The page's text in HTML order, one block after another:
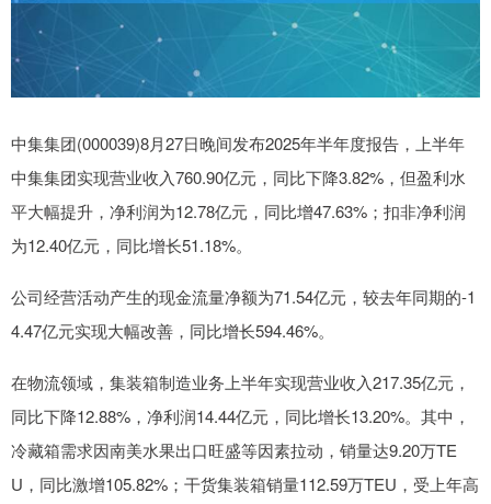
中集集团(000039)8月27日晚间发布2025年半年度报告，上半年
中集集团实现营业收入760.90亿元，同比下降3.82%，但盈利水
平大幅提升，净利润为12.78亿元，同比增47.63%；扣非净利润
为12.40亿元，同比增长51.18%。
公司经营活动产生的现金流量净额为71.54亿元，较去年同期的-1
4.47亿元实现大幅改善，同比增长594.46%。
在物流领域，集装箱制造业务上半年实现营业收入217.35亿元，
同比下降12.88%，净利润14.44亿元，同比增长13.20%。其中，
冷藏箱需求因南美水果出口旺盛等因素拉动，销量达9.20万TE
U，同比激增105.82%；干货集装箱销量112.59万TEU，受上年高